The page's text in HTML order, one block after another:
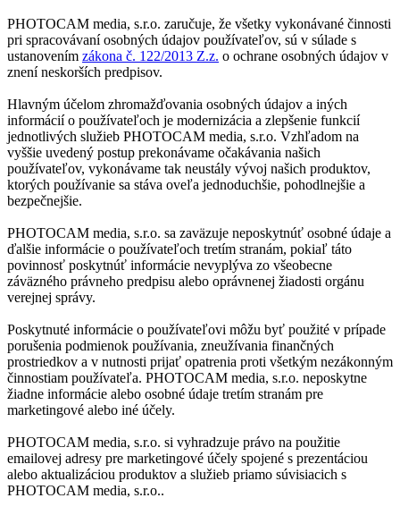
PHOTOCAM media, s.r.o. zaručuje, že všetky vykonávané činnosti
pri spracovávaní osobných údajov používateľov, sú v súlade s
ustanovením zákona č. 122/2013 Z.z. o ochrane osobných údajov v
znení neskorších predpisov.
Hlavným účelom zhromažďovania osobných údajov a iných
informácií o používateľoch je modernizácia a zlepšenie funkcií
jednotlivých služieb PHOTOCAM media, s.r.o. Vzhľadom na
vyššie uvedený postup prekonávame očakávania našich
používateľov, vykonávame tak neustály vývoj našich produktov,
ktorých používanie sa stáva oveľa jednoduchšie, pohodlnejšie a
bezpečnejšie.
PHOTOCAM media, s.r.o. sa zaväzuje neposkytnúť osobné údaje a
ďalšie informácie o používateľoch tretím stranám, pokiaľ táto
povinnosť poskytnúť informácie nevyplýva zo všeobecne
záväzného právneho predpisu alebo oprávnenej žiadosti orgánu
verejnej správy.
Poskytnuté informácie o používateľovi môžu byť použité v prípade
porušenia podmienok používania, zneužívania finančných
prostriedkov a v nutnosti prijať opatrenia proti všetkým nezákonným
činnostiam používateľa. PHOTOCAM media, s.r.o. neposkytne
žiadne informácie alebo osobné údaje tretím stranám pre
marketingové alebo iné účely.
PHOTOCAM media, s.r.o. si vyhradzuje právo na použitie
emailovej adresy pre marketingové účely spojené s prezentáciou
alebo aktualizáciou produktov a služieb priamo súvisiacich s
PHOTOCAM media, s.r.o..